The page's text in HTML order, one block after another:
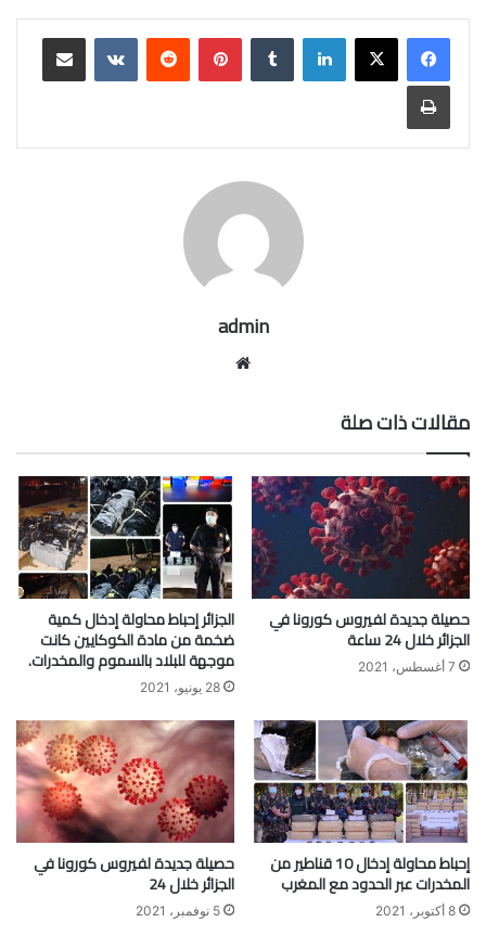
لينكدإن بينتيريست مشاركة عبر البريد
طباعة
admin
مقالات ذات صلة
حصيلة جديدة لفيروس كورونا في
الجزائر خلال 24 ساعة
7 أغسطس، 2021
الجزائر إحباط محاولة إدخال كمية
ضخمة من مادة الكوكايين كانت
موجهة للبلاد بالسموم والمخدرات.
28 يونيو، 2021
إحباط محاولة إدخال 10 قناطير من
المخدرات عبر الحدود مع المغرب
8 أكتوبر، 2021
حصيلة جديدة لفيروس كورونا في
الجزائر خلال 24
5 نوفمبر، 2021